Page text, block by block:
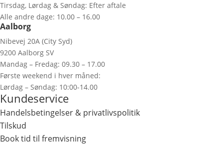
Tirsdag, Lørdag & Søndag: Efter aftale
Alle andre dage: 10.00 – 16.00
Aalborg
Nibevej 20A (City Syd)
9200 Aalborg SV
Mandag – Fredag: 09.30 – 17.00
Første weekend i hver måned:
Lørdag – Søndag: 10:00-14.00
Kundeservice
Handelsbetingelser & privatlivspolitik
Tilskud
Book tid til fremvisning